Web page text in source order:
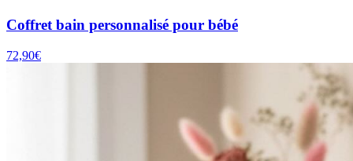
Coffret bain personnalisé pour bébé
72,90€